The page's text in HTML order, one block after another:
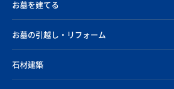
お墓を建てる
お墓の引越し・リフォーム
石材建築